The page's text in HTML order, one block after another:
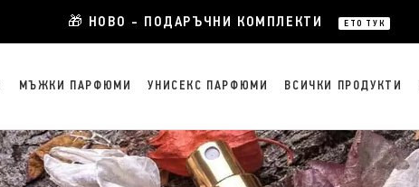
🎁 НОВО - ПОДАРЪЧНИ КОМПЛЕКТИ ЕТО ТУК
МЪЖКИ ПАРФЮМИ УНИСЕКС ПАРФЮМИ ВСИЧКИ ПРОДУКТИ